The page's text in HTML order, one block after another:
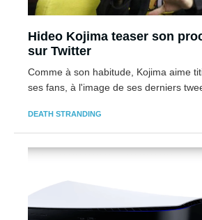
Hideo Kojima teaser son
sur Twitter
Comme à son habitude, Kojima aime
ses fans, à l'image de ses derniers
DEATH STRANDING